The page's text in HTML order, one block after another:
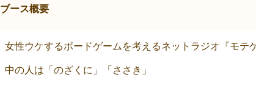
ブース概要
女性ウケするボードゲームを考えるネットラジオ『モテ
中の人は「のざくに」「ささき」